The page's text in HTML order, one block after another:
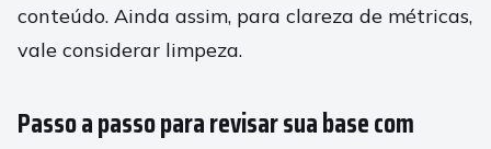
conteúdo. Ainda assim, para clareza de métricas,
vale considerar limpeza.
Passo a passo para revisar sua base com